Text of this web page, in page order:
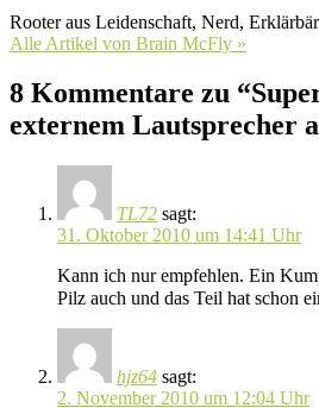
Rooter aus Leidenschaft, Nerd,
Alle Artikel von Brain McFly »
8 Kommentare zu
externem Lautsprecher
TL72 sagt:
31. Oktober 2010 um 14:41 Uhr
Kann ich nur empfehlen. Ein
Pilz auch und das Teil hat schon
hjz64 sagt:
2. November 2010 um 12:04 Uhr